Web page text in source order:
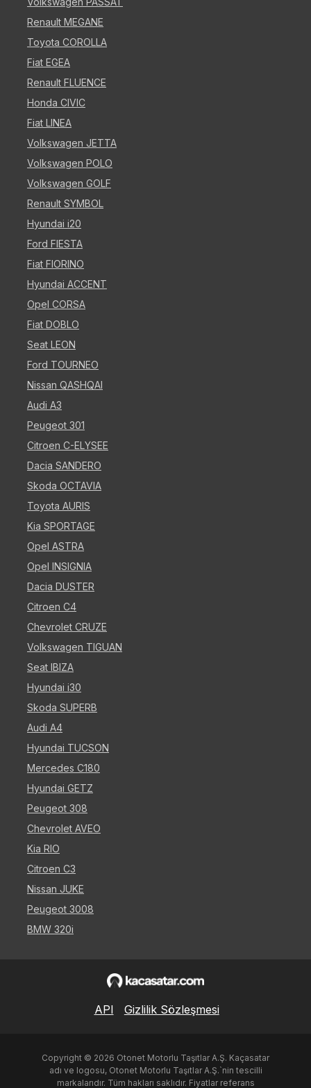
Renault MEGANE
Toyota COROLLA
Fiat EGEA
Renault FLUENCE
Honda CIVIC
Fiat LINEA
Volkswagen JETTA
Volkswagen POLO
Volkswagen GOLF
Renault SYMBOL
Hyundai i20
Ford FIESTA
Fiat FIORINO
Hyundai ACCENT
Opel CORSA
Fiat DOBLO
Seat LEON
Ford TOURNEO
Nissan QASHQAI
Audi A3
Peugeot 301
Citroen C-ELYSEE
Dacia SANDERO
Skoda OCTAVIA
Toyota AURIS
Kia SPORTAGE
Opel ASTRA
Opel INSIGNIA
Dacia DUSTER
Citroen C4
Chevrolet CRUZE
Volkswagen TIGUAN
Seat IBIZA
Hyundai i30
Skoda SUPERB
Audi A4
Hyundai TUCSON
Mercedes C180
Hyundai GETZ
Peugeot 308
Chevrolet AVEO
Kia RIO
Citroen C3
Nissan JUKE
Peugeot 3008
BMW 320i
API Gizlilik Sözleşmesi
Copyright © 2026 Otonet Motorlu Taşıtlar A.Ş. Kaçasatar
adı ve logosu, Otonet Motorlu Taşıtlar A.Ş.`nin tescilli
markalarıdır. Tüm hakları saklıdır. Fiyatlar referans